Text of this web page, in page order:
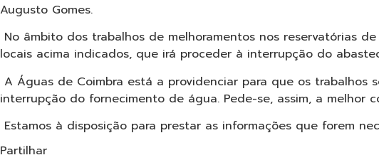
Augusto Gomes.
No âmbito dos trabalhos de melhoramentos nos reservatórias
locais acima indicados, que irá proceder à interrupção do
A Águas de Coimbra está a providenciar para que os
interrupção do fornecimento de água. Pede-se, assim, a melhor
Estamos à disposição para prestar as informações que forem
Partilhar